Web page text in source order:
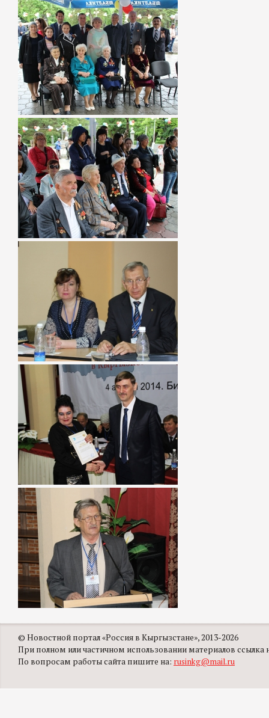
© Новостной портал «Россия в Кыргызстане», 2013-2026
При полном или частичном использовании материалов ссылка
По вопросам работы сайта пишите на: rusinkg@mail.ru